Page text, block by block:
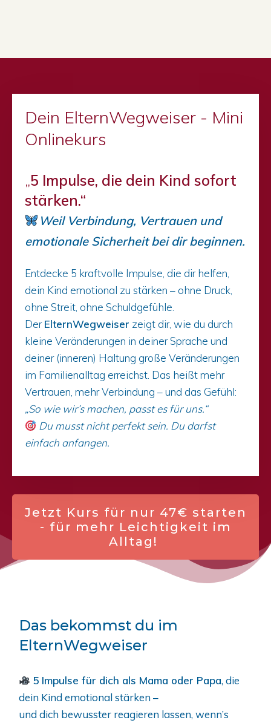
Dein ElternWegweiser - Mini
Onlinekurs
„5 Impulse, die dein Kind sofort
stärken.“
Weil Verbindung, Vertrauen und
emotionale Sicherheit bei dir beginnen.
Entdecke 5 kraftvolle Impulse, die dir helfen,
dein Kind emotional zu stärken – ohne Druck,
ohne Streit, ohne Schuldgefühle.
DerElternWegweiser zeigt dir, wie du durch
kleine Veränderungen in deiner Sprache und
deiner (inneren) Haltung große Veränderungen
im Familienalltag erreichst. Das heißt mehr
Vertrauen, mehr Verbindung – und das Gefühl:
„So wie wir’s machen, passt es für uns.“
Du musst nicht perfekt sein. Du darfst
einfach anfangen.
Jetzt Kurs für nur 47€ starten
- für mehr Leichtigkeit im
Alltag!
Das bekommst du im
ElternWegweiser
5 Impulse für dich als Mama oder Papa, die
dein Kind emotional stärken –
und dich bewusster reagieren lassen, wenn’s